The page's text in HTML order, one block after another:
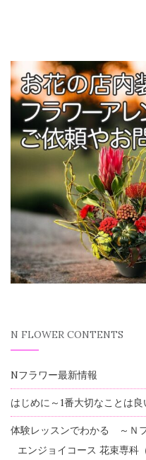
N FLOWER CONTENTS
Nフラワー最新情報
はじめに～1番大切なことは
体験レッスンでわかる ～Ｎ
エンジョイコース 花束専科